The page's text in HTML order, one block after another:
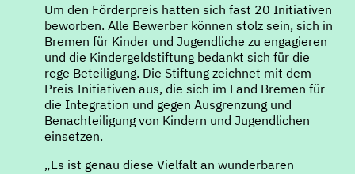
Um den Förderpreis hatten sich fast 20 Initiativen
beworben. Alle Bewerber können stolz sein, sich in
Bremen für Kinder und Jugendliche zu engagieren
und die Kindergeldstiftung bedankt sich für die
rege Beteiligung. Die Stiftung zeichnet mit dem
Preis Initiativen aus, die sich im Land Bremen für
die Integration und gegen Ausgrenzung und
Benachteiligung von Kindern und Jugendlichen
einsetzen.
„Es ist genau diese Vielfalt an wunderbaren